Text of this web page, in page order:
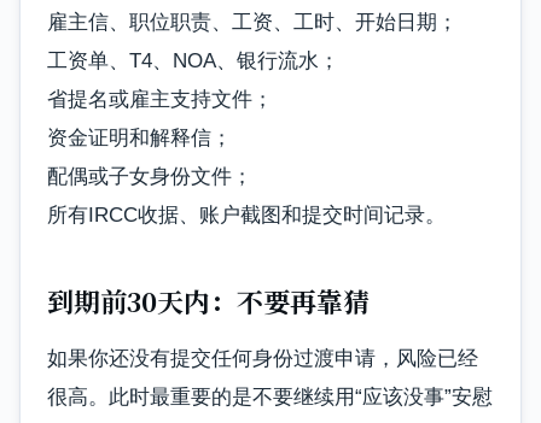
雇主信、职位职责、工资、工时、开始日期；
工资单、T4、NOA、银行流水；
省提名或雇主支持文件；
资金证明和解释信；
配偶或子女身份文件；
所有IRCC收据、账户截图和提交时间记录。
到期前30天内：不要再靠猜
如果你还没有提交任何身份过渡申请，风险已经
很高。此时最重要的是不要继续用“应该没事”安慰